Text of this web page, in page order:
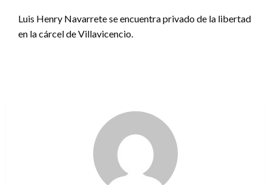
Luis Henry Navarrete se encuentra privado de la libertad
en la cárcel de Villavicencio.